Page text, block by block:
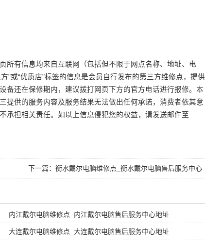
所有信息均来自互联网（包括但不限于网点名称、地址、电
”或“优质店”标签的信息是会员自行发布的第三方维修点，提供
备还在保修期内，建议拨打网页下方的官方电话进行报修。本
提供的服务内容及服务结果无法做出任何承诺，消费者依其意
承担相关责任。如以上信息侵犯您的权益，请发送邮件至
下一篇：衡水戴尔电脑维修点_衡水戴尔电脑售后服务中心
内江戴尔电脑维修点_内江戴尔电脑售后服务中心地址
大连戴尔电脑维修点_大连戴尔电脑售后服务中心地址